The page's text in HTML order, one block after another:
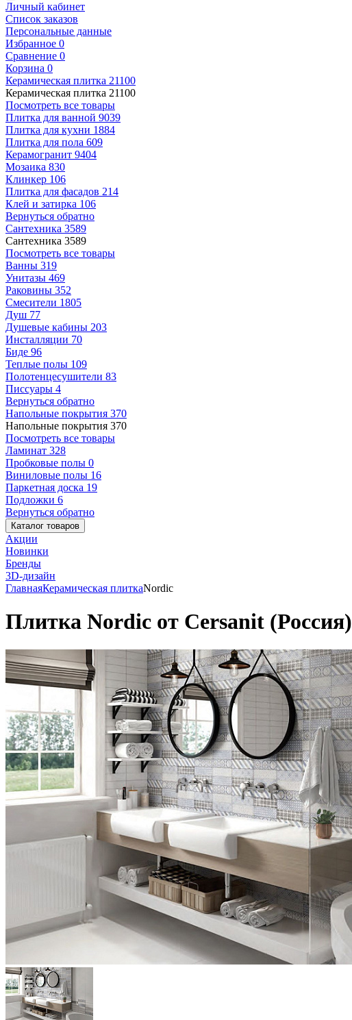
Личный кабинет
Список заказов
Персональные данные
Избранное 0
Сравнение 0
Корзина 0
Керамическая плитка 21100
Керамическая плитка 21100
Посмотреть все товары
Плитка для ванной 9039
Плитка для кухни 1884
Плитка для пола 609
Керамогранит 9404
Мозаика 830
Клинкер 106
Плитка для фасадов 214
Клей и затирка 106
Вернуться обратно
Сантехника 3589
Сантехника 3589
Посмотреть все товары
Ванны 319
Унитазы 469
Раковины 352
Смесители 1805
Душ 77
Душевые кабины 203
Инсталляции 70
Биде 96
Теплые полы 109
Полотенцесушители 83
Писсуары 4
Вернуться обратно
Напольные покрытия 370
Напольные покрытия 370
Посмотреть все товары
Ламинат 328
Пробковые полы 0
Виниловые полы 16
Паркетная доска 19
Подложки 6
Вернуться обратно
Каталог товаров
Акции
Новинки
Бренды
3D-дизайн
ГлавнаяКерамическая плиткаNordic
Плитка Nordic от Cersanit (Россия)